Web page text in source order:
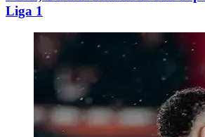
Liga 1